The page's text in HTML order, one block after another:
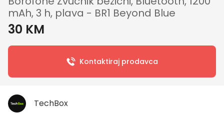
mAh, 3 h, plava - BR1 Beyond Blue
30 KM
Kontaktiraj prodavca
TechBox